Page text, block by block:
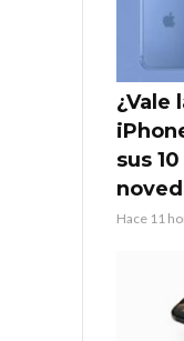
¿Vale
sus
Hace 11